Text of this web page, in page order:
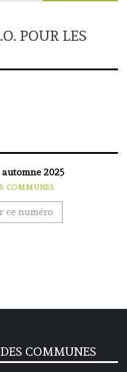
POUR LES
automne 2025
COMMUNES
ce numéro
COMMUNES